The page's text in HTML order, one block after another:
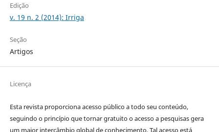
Edição
v. 19 n. 2 (2014): Irriga
Seção
Artigos
Licença
Esta revista proporciona acesso público a todo seu conteúdo,
seguindo o princípio que tornar gratuito o acesso a pesquisas gera
um maior intercâmbio global de conhecimento. Tal acesso está